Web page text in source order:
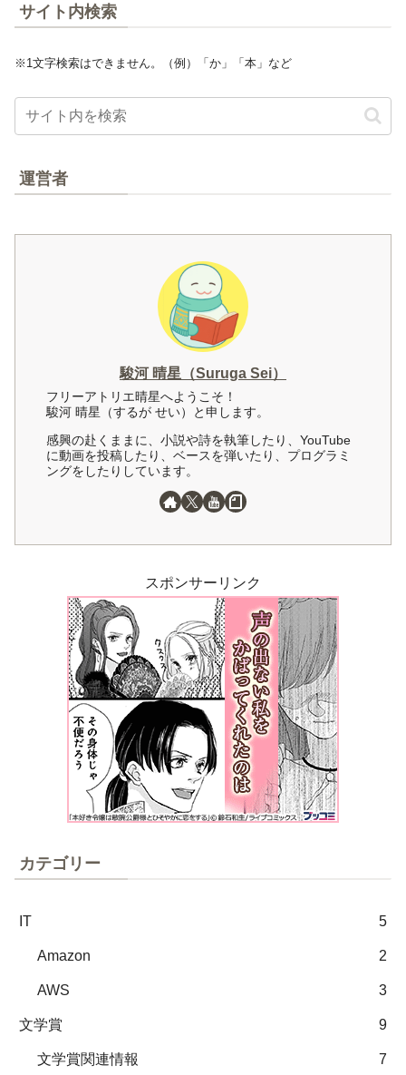
サイト内検索
※1文字検索はできません。（例）「か」「本」など
運営者
駿河 晴星（Suruga Sei）
フリーアトリエ晴星へようこそ！
駿河 晴星（するが せい）と申します。
感興の赴くままに、小説や詩を執筆したり、YouTube
に動画を投稿したり、ベースを弾いたり、プログラミ
ングをしたりしています。
スポンサーリンク
カテゴリー
IT 5
Amazon 2
AWS 3
文学賞 9
文学賞関連情報 7